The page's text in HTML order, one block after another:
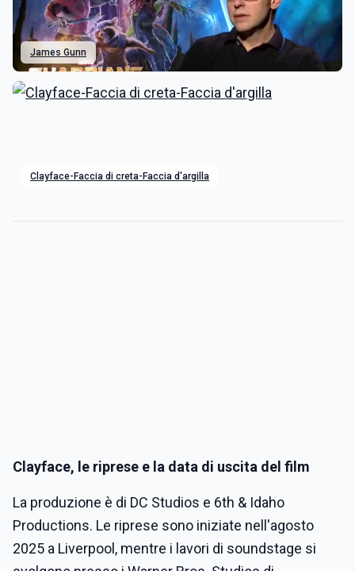
James Gunn
Clayface-Faccia di creta-Faccia d'argilla
Clayface, le riprese e la data di uscita del film
La produzione è di DC Studios e 6th & Idaho
Productions. Le riprese sono iniziate nell'agosto
2025 a Liverpool, mentre i lavori di soundstage si